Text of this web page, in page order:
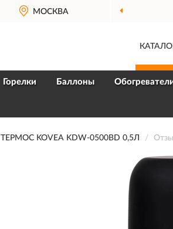
МОСКВА
КАТАЛОГ
Горелки Баллоны
ТЕРМОС KOVEA KDW-0500BD 0,5Л